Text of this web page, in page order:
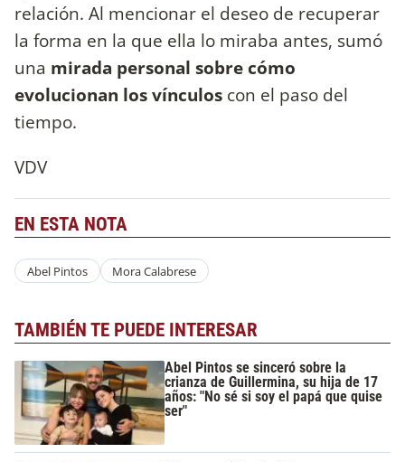
relación. Al mencionar el deseo de recuperar
la forma en la que ella lo miraba antes, sumó
una mirada personal sobre cómo
evolucionan los vínculos con el paso del
tiempo.
VDV
EN ESTA NOTA
Abel Pintos Mora Calabrese
TAMBIÉN TE PUEDE INTERESAR
Abel Pintos se sinceró sobre la
crianza de Guillermina, su hija de 17
años: "No sé si soy el papá que quise
ser"